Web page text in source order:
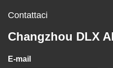
Contattaci
Changzhou DLX
E-mail